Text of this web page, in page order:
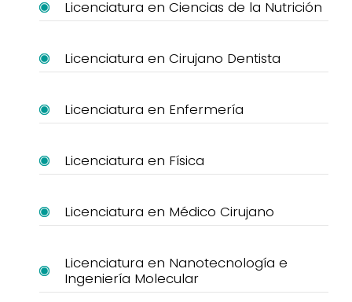
Licenciatura en Ciencias de la Nutrición
Licenciatura en Cirujano Dentista
Licenciatura en Enfermería
Licenciatura en Física
Licenciatura en Médico Cirujano
Licenciatura en Nanotecnología e
Ingeniería Molecular